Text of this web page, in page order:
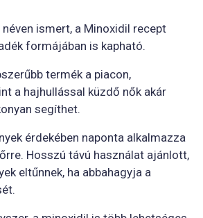
ismert, a Minoxidil recept
formájában is kapható.
termék a piacon,
a hajhullással küzdő nők akár
segíthet.
érdekében naponta alkalmazza
Hosszú távú használat ajánlott,
eltűnnek, ha abbahagyja a